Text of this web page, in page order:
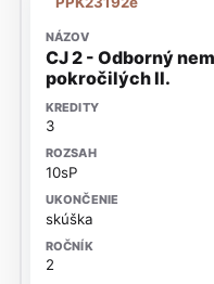
CJ 2 - Odborný
pokročilých II.
3
10sP
skúška
2